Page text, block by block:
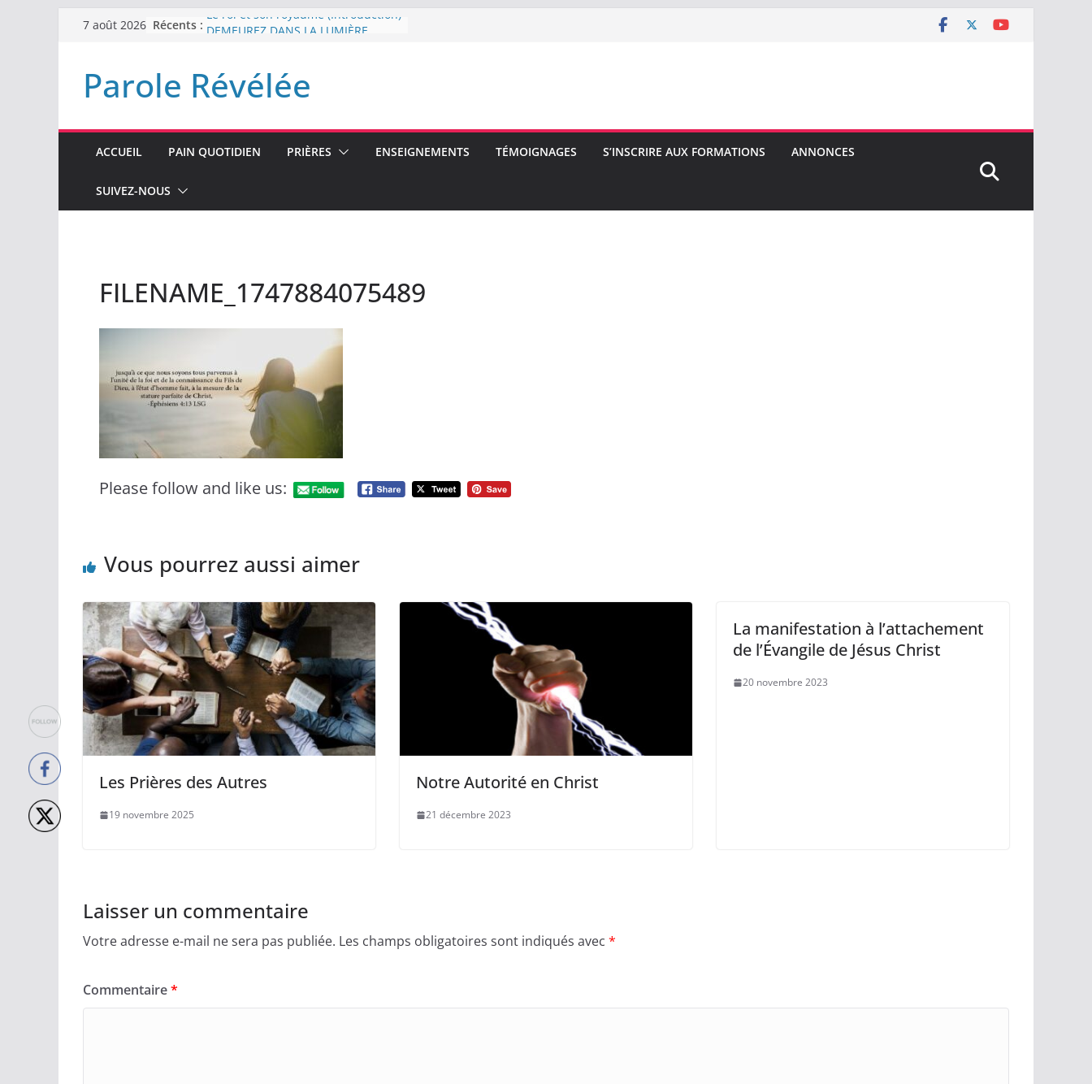
Passer7 août 2026 Récents : Le roi et son royaume (Introduction)
LA NUIT QUE DIEU A MENACE
LABAN
Parole Révélée
ACCUEIL PAIN QUOTIDIEN PRIÈRES ENSEIGNEMENTS TÉMOIGNAGES S’INSCRIRE AUX FORMATIONS ANNONCES
SUIVEZ-NOUS
FILENAME_1747884075489
Please follow and like us:
Vous pourrez aussi aimer
Les Prières des Autres
19 novembre 2025
Notre Autorité en Christ
21 décembre 2023
La manifestation à l’attachement
de l’Évangile de Jésus Christ
20 novembre 2023
Laisser un commentaire
Votre adresse e-mail ne sera pas publiée. Les champs obligatoires sont indiqués avec *
Commentaire*